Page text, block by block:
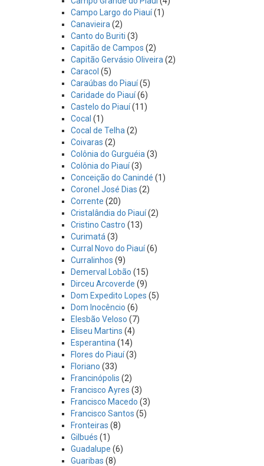
Campo Largo do Piauí(1)
Canavieira (2)
Canto do Buriti (3)
Capitão de Campos (2)
Capitão Gervásio Oliveira (2)
Caracol (5)
Caraúbas do Piauí(5)
Caridade do Piauí(6)
Castelo do Piauí(11)
Cocal (1)
Cocal de Telha (2)
Coivaras (2)
Colônia do Gurguéia (3)
Colônia do Piauí(3)
Conceição do Canindé (1)
Coronel José Dias (2)
Corrente (20)
Cristalândia do Piauí(2)
Cristino Castro (13)
Curimatá (3)
Curral Novo do Piauí(6)
Curralinhos (9)
Demerval Lobão (15)
Dirceu Arcoverde (9)
Dom Expedito Lopes (5)
Dom Inocêncio (6)
Elesbão Veloso (7)
Eliseu Martins (4)
Esperantina (14)
Flores do Piauí(3)
Floriano (33)
Francinópolis (2)
Francisco Ayres (3)
Francisco Macedo (3)
Francisco Santos (5)
Fronteiras (8)
Gilbués (1)
Guadalupe (6)
Guaribas (8)